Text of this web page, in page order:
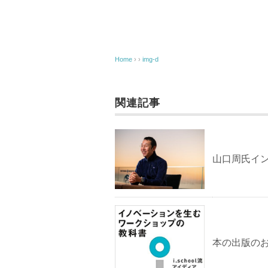
Home › › img-d
関連記事
山口周氏イ
本の出版の